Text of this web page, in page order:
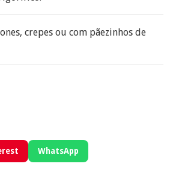
crepes ou com pãezinhos de
WhatsApp